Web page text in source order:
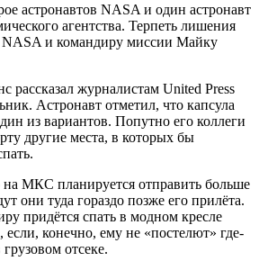
астронавтов NASA и один астронавт
агентства. Терпеть лишения
NASA и командиру миссии Майку
рассказал журналистам United Press
Астронавт отметил, что капсула
из вариантов. Попутно его коллеги
другие места, в которых бы
МКС планируется отправить больше
они туда гораздо позже его прилёта.
придётся спать в модном кресле
если, конечно, ему не «постелют» где-
отсеке.